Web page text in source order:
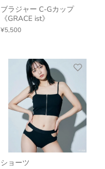
ブラジャー C-Gカップ
《GRACE ist》
¥5,500
ショーツ